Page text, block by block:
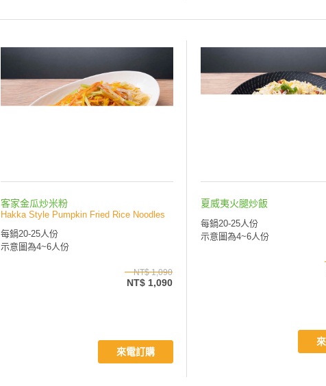
客家金瓜炒米粉
Hakka Style Pumpkin Fried Rice Noodles
每鍋20-25人份
示意圖為4~6人份
NT$ 1,090
NT$ 1,090
來電訂購
夏威夷火腿炒飯
每鍋20-25人份
示意圖為4~6人份